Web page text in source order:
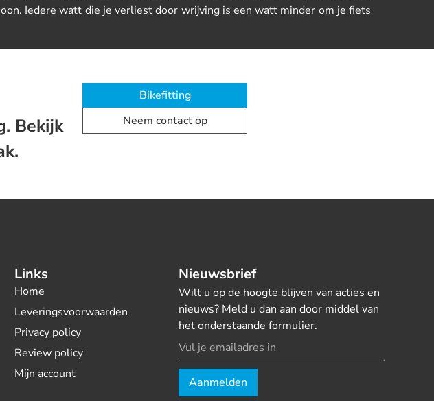
Iedere watt die je verliest door wrijving is een watt minder om je fiets
Bekijk
Bikefitting
Neem contact op
Links
Home
Leveringsvoorwaarden
Privacy policy
Review policy
Mijn account
Nieuwsbrief
Wilt u op de hoogte blijven van acties en
nieuws? Meld u dan aan door middel van
het onderstaande formulier.
Aanmelden